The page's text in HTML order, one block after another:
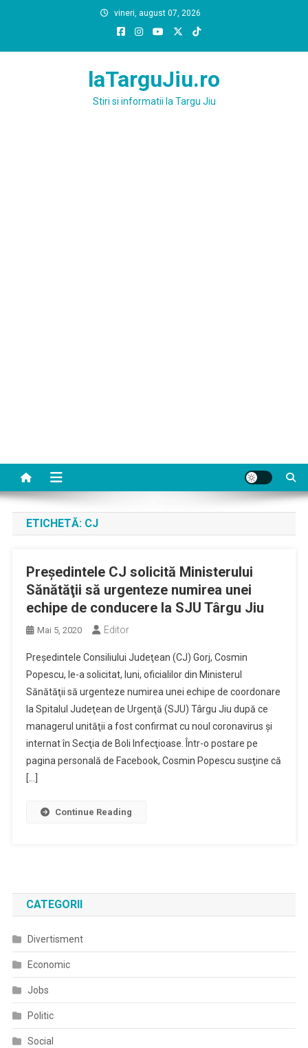
vineri, august 07, 2026
laTarguJiu.ro
Stiri si informatii la Targu Jiu
ETICHETĂ: CJ
Preşedintele CJ solicită Ministerului
Sănătăţii să urgenteze numirea unei
echipe de conducere la SJU Târgu Jiu
Mai 5, 2020 Editor
Preşedintele Consiliului Judeţean (CJ) Gorj, Cosmin
Popescu, le-a solicitat, luni, oficialilor din Ministerul
Sănătăţii să urgenteze numirea unei echipe de coordonare
la Spitalul Judeţean de Urgenţă (SJU) Târgu Jiu după ce
managerul unităţii a fost confirmat cu noul coronavirus şi
internat în Secţia de Boli Infecţioase. Într-o postare pe
pagina personală de Facebook, Cosmin Popescu susţine că
[…]
Continue Reading
CATEGORII
Divertisment
Economic
Jobs
Politic
Social